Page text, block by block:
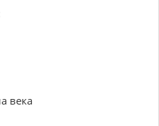
века